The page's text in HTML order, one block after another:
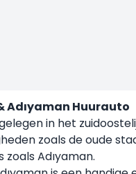
Adıyaman Huurauto
in het
zoals de oude
Adıyaman.